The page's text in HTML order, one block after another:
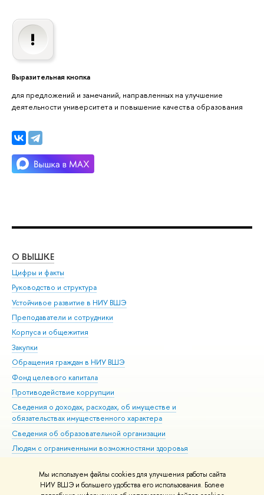
Мы используем файлы cookies для улучшения работы сайта
НИУ ВШЭ и большего удобства его использования. Более
Выразительная кнопка
для предложений и замечаний, направленных на улучшение
деятельности университета и повышение качества образования
О ВЫШКЕ
Цифры и факты
Руководство и структура
Устойчивое развитие в НИУ ВШЭ
Преподаватели и сотрудники
Корпуса и общежития
Закупки
Обращения граждан в НИУ ВШЭ
Фонд целевого капитала
Противодействие коррупции
Сведения о доходах, расходах, об имуществе и
обязательствах имущественного характера
Сведения об образовательной организации
Людям с ограниченными возможностями здоровья
Работа в Вышке